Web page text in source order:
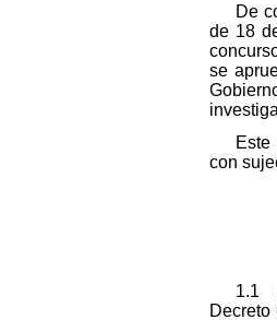
De
de 18
se
Este
con
1.1